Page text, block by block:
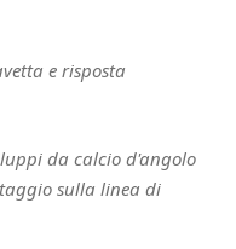
e risposta
da calcio d'angolo
sulla linea di